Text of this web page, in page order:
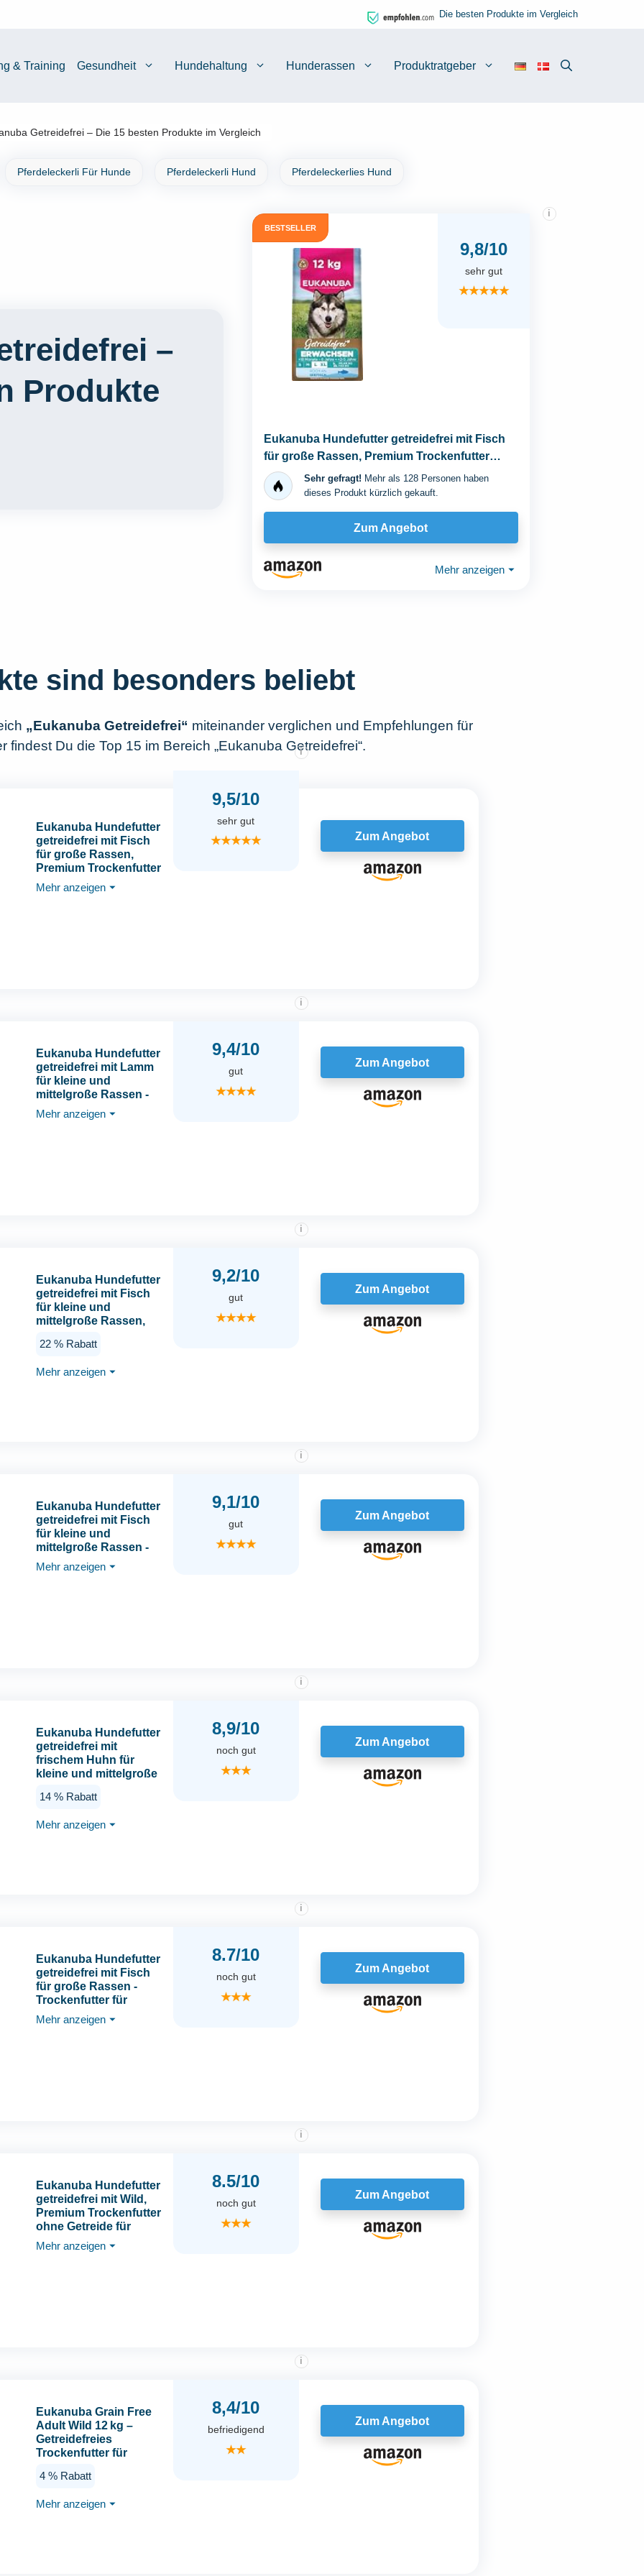
Die besten Produkte im Vergleich
& Training Gesundheit Hundehaltung Hunderassen Produktratgeber
Getreidefrei – Die 15 besten Produkte im Vergleich
Pferdeleckerli Für Hunde Pferdeleckerli Hund Pferdeleckerlies Hund
–
Produkte
BESTSELLER
9,8/10
i
sehr gut
★★★★★
Eukanuba Hundefutter getreidefrei mit Fisch
für große Rassen, Premium Trockenfutter
ohne Getreide...
Sehr gefragt! Mehr als 128 Personen haben
dieses Produkt kürzlich gekauft.
Zum Angebot
Mehr anzeigen ⏷
sind besonders beliebt
„Eukanuba Getreidefrei“ miteinander verglichen und Empfehlungen für
findest Du die Top 15 im Bereich „Eukanuba Getreidefrei“.
Eukanuba Hundefutter
getreidefrei mit Fisch
für große Rassen,
Premium Trockenfutter
ohne Getreide für
ausgewachsene
Mehr anzeigen ⏷
9,5/10
i
sehr gut
★★★★★ Zum Angebot
Eukanuba Hundefutter
getreidefrei mit Lamm
für kleine und
mittelgroße Rassen -
Trockenfutter für
ausgewachsene
Mehr anzeigen ⏷
9,4/10
i
gut
★★★★
Zum Angebot
Eukanuba Hundefutter
getreidefrei mit Fisch
für kleine und
mittelgroße Rassen,
ohne Getreide für
Hunde, 3 kg
22 % Rabatt
Mehr anzeigen ⏷
9,2/10
i
gut
★★★★
Zum Angebot
Eukanuba Hundefutter
getreidefrei mit Fisch
für kleine und
mittelgroße Rassen -
Trockenfutter für
ausgewachsene
Mehr anzeigen ⏷
9,1/10
i
gut
★★★★
Zum Angebot
Eukanuba Hundefutter
getreidefrei mit
frischem Huhn für
kleine und mittelgroße
Trockenfutter ohne
ausgewachsene
14 % Rabatt
Mehr anzeigen ⏷
8,9/10
i
noch gut
★★★
Zum Angebot
Eukanuba Hundefutter
getreidefrei mit Fisch
für große Rassen -
Trockenfutter für
ausgewachsene
Hunde, 12 kg
Mehr anzeigen ⏷
8.7/10
i
noch gut
★★★
Zum Angebot
Eukanuba Hundefutter
getreidefrei mit Wild,
Premium Trockenfutter
ohne Getreide für
ausgewachsene Hunde
Aller Rassen, 3 kg
Mehr anzeigen ⏷
8.5/10
i
noch gut
★★★
Zum Angebot
Eukanuba Grain Free
Adult Wild 12 kg –
Getreidefreies
Trockenfutter für
Mit Wild & Geflügel,
Präbiotika & Vitaminen
4 % Rabatt
Mehr anzeigen ⏷
8,4/10
i
befriedigend
★★
Zum Angebot